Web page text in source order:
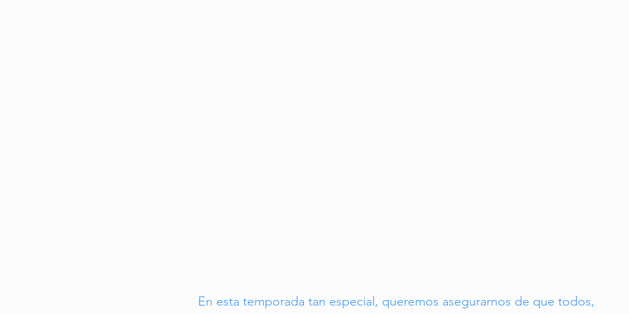
En esta temporada tan especial, queremos asegurarnos de que todos,